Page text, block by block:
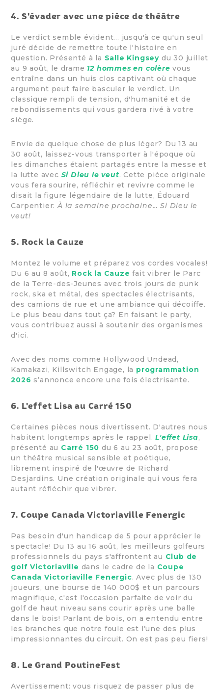
4. S'évader avec une pièce de théâtre
Le verdict semble évident... jusqu'à ce qu'un seul
juré décide de remettre toute l'histoire en
question. Présenté à la Salle Kingsey du 30 juillet
au 9 août, le drame 12 hommes en colère vous
entraîne dans un huis clos captivant où chaque
argument peut faire basculer le verdict. Un
classique rempli de tension, d'humanité et de
rebondissements qui vous gardera rivé à votre
siège.
Envie de quelque chose de plus léger? Du 13 au
30 août, laissez-vous transporter à l'époque où
les dimanches étaient partagés entre la messe et
la lutte avec Si Dieu le veut. Cette pièce originale
vous fera sourire, réfléchir et revivre comme le
disait la figure légendaire de la lutte, Édouard
Carpentier:À la semaine prochaine… Si Dieu le
veut!
5. Rock la Cauze
Montez le volume et préparez vos cordes vocales!
Du 6 au 8 août, Rock la Cauze fait vibrer le Parc
de la Terre-des-Jeunes avec trois jours de punk
rock, ska et métal, des spectacles électrisants,
des camions de rue et une ambiance qui décoiffe.
Le plus beau dans tout ça? En faisant le party,
vous contribuez aussi à soutenir des organismes
d'ici.
Avec des noms comme Hollywood Undead,
Kamakazi, Killswitch Engage, la programmation
2026 s’annonce encore une fois électrisante.
6. L'effet Lisa au Carré 150
Certaines pièces nous divertissent. D'autres nous
habitent longtemps après le rappel.L'effet Lisa,
présenté au Carré 150 du 6 au 23 août, propose
un théâtre musical sensible et poétique,
librement inspiré de l'œuvre de Richard
Desjardins. Une création originale qui vous fera
autant réfléchir que vibrer.
7. Coupe Canada Victoriaville Fenergic
Pas besoin d'un handicap de 5 pour apprécier le
spectacle! Du 13 au 16 août, les meilleurs golfeurs
professionnels du pays s'affrontent au Club de
golf Victoriaville dans le cadre de la Coupe
Canada Victoriaville Fenergic. Avec plus de 130
joueurs, une bourse de 140 000$ et un parcours
magnifique, c'est l'occasion parfaite de voir du
golf de haut niveau sans courir après une balle
dans le bois! Parlant de bois, on a entendu entre
les branches que notre foule est l’une des plus
impressionnantes du circuit. On est pas peu fiers!
8. Le Grand PoutineFest
Avertissement: vous risquez de passer plus de